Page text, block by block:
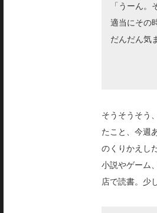
「うーん
適当にその
だんだん気
そうそうそう
たこと、今週
のくりかえし
小説やゲーム
店で読書。少